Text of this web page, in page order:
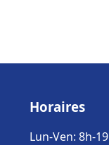
Horaires
Lun-Ven: 8h-